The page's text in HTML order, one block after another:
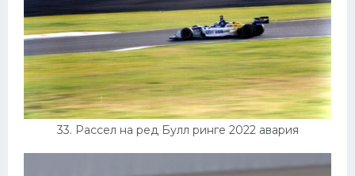
33. Рассел на ред Булл ринге 2022 авария